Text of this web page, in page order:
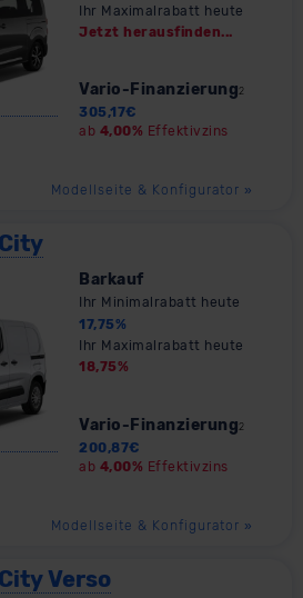
Ihr Maximalrabatt heute
Jetzt herausfinden...
Vario-Finanzierung2
305,17€
ab 4,00% Effektivzins
Modellseite & Konfigurator »
Barkauf
Ihr Minimalrabatt heute
17,75%
Ihr Maximalrabatt heute
18,75%
Vario-Finanzierung 2
200,87€
ab 4,00% Effektivzins
Modellseite & Konfigurator »
Verso